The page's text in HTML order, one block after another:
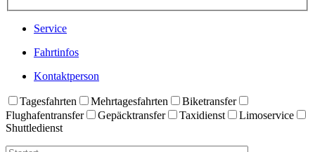
Service
Fahrtinfos
Kontaktperson
Tagesfahrten Mehrtagesfahrten
Biketransfer
Flughafentransfer
Gepäcktransfer Taxidienst
Limoservice
Shuttledienst